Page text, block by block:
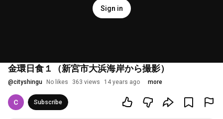
Sign in
金環日食１（新宮市大浜海岸から撮影）
@cityshingu No likes 363 views 14 years ago more
Subscribe